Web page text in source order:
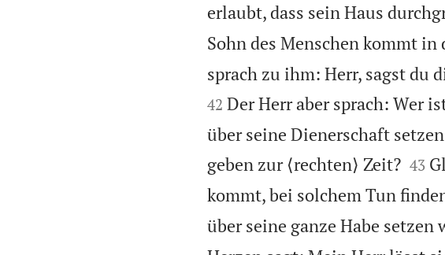
erlaubt, dass sein Haus
Sohn des Menschen kommt
sprach zu ihm: Herr, sagst du
42 Der Herr aber sprach: Wer
über seine Dienerschaft
geben zur ⟨rechten⟩ Zeit?
43
kommt, bei solchem Tun
über seine ganze Habe setzen